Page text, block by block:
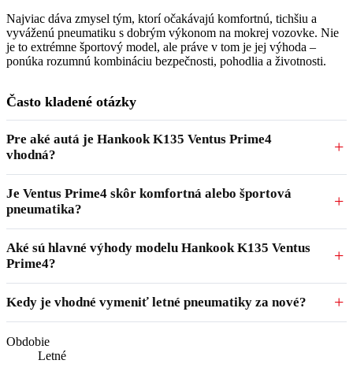
Najviac dáva zmysel tým, ktorí očakávajú komfortnú, tichšiu a
vyváženú pneumatiku s dobrým výkonom na mokrej vozovke. Nie
je to extrémne športový model, ale práve v tom je jej výhoda –
ponúka rozumnú kombináciu bezpečnosti, pohodlia a životnosti.
Často kladené otázky
Pre aké autá je Hankook K135 Ventus Prime4
vhodná?
Je Ventus Prime4 skôr komfortná alebo športová
pneumatika?
Aké sú hlavné výhody modelu Hankook K135 Ventus
Prime4?
Kedy je vhodné vymeniť letné pneumatiky za nové?
Obdobie
Letné